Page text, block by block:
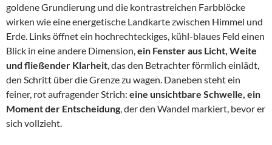
goldene Grundierung und die kontrastreichen Farbblöcke
wirken wie eine energetische Landkarte zwischen Himmel und
Erde. Links öffnet ein hochrechteckiges, kühl-blaues Feld einen
Blick in eine andere Dimension, ein Fenster aus Licht, Weite
und fließender Klarheit , das den Betrachter förmlich einlädt,
den Schritt über die Grenze zu wagen. Daneben steht ein
feiner, rot aufragender Strich: eine unsichtbare Schwelle, ein
Moment der Entscheidung , der den Wandel markiert, bevor er
sich vollzieht.